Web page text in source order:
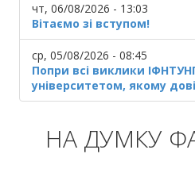
чт, 06/08/2026 - 13:03
Вітаємо зі вступом!
ср, 05/08/2026 - 08:45
Попри всі виклики
університетом, якому
НА ДУМКУ